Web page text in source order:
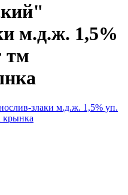
м.д.ж. 1,5%
тм